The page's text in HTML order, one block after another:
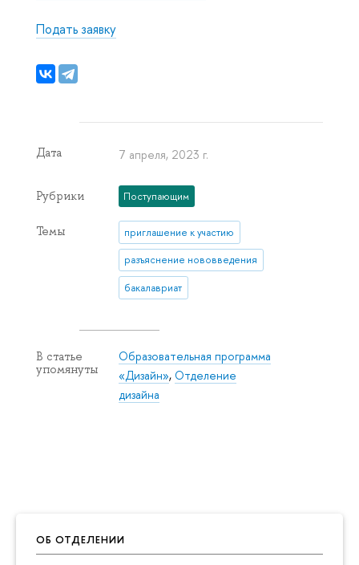
ОБ ОТДЕЛЕНИИ
Подать заявку
Дата 7 апреля, 2023 г.
Рубрики Поступающим
Темы приглашение к участию
разъяснение нововведения
бакалавриат
В статье
упомянуты
Образовательная программа
«Дизайн», Отделение
дизайна